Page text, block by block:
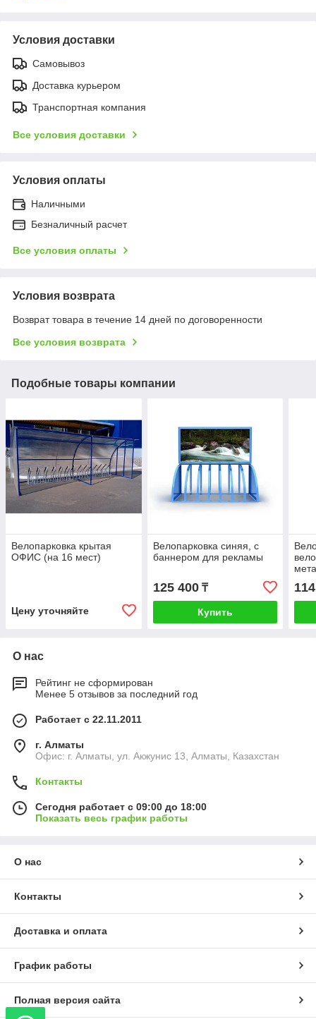
Условия доставки
Самовывоз
Доставка курьером
Транспортная компания
Все условия доставки
Условия оплаты
Наличными
Безналичный расчет
Все условия оплаты
Условия возврата
Возврат товара в течение 14 дней по договоренности
Все условия возврата
Подобные товары компании
Велопарковка крытая
ОФИС (на 16 мест)
Цену уточняйте
Велопарковка синяя, с
баннером для рекламы
125 400₸
Купить
О нас
Рейтинг не сформирован
Менее 5 отзывов за последний год
Работает с 22.11.2011
г. Алматы
Офис: г. Алматы, ул. Акжунис 13, Алматы, Казахстан
Контакты
Сегодня работает с 09:00 до 18:00
Показать весь график работы
О нас
Контакты
Доставка и оплата
График работы
Полная версия сайта